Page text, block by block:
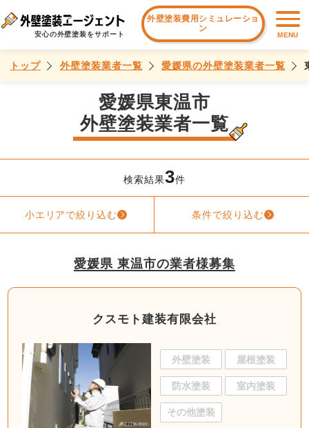
安心の外壁塗装をサポート
外壁塗装費用シミュレーショ
ン
MENU
トップ 外壁塗装業者一覧 愛媛県の外壁塗装業者一覧
愛媛県東温市
外壁塗装業者一覧
検索結果3件
小エリアで絞り込む 条件で絞り込む
愛媛県 東温市の業者様募集
クスモト建装有限会社
外壁塗装 屋根塗装
防水塗装 室内塗装
その他塗装